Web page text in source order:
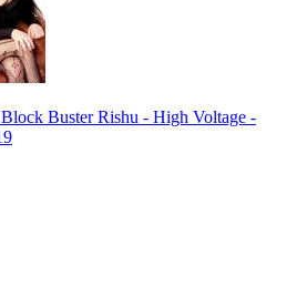
Buster Rishu - High Voltage -